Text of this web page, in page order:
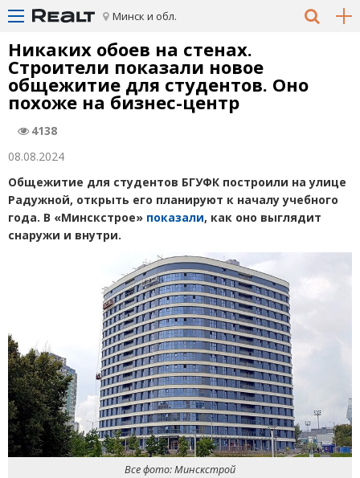
Минск и обл.
Никаких обоев на стенах.
Строители показали новое
общежитие для студентов. Оно
похоже на бизнес-центр
4138
08.08.2024
Общежитие для студентов БГУФК построили на улице
Радужной, открыть его планируют к началу учебного
года. В «Минскстрое» показали, как оно выглядит
снаружи и внутри.
Все фото: Минскстрой